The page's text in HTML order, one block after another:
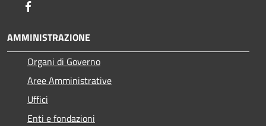
AMMINISTRAZIONE
Organi di Governo
Aree Amministrative
Uffici
Enti e fondazioni